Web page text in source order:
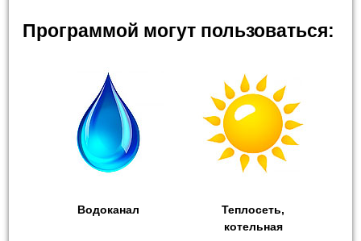
Программой могут пользоваться:
Водоканал
Теплосеть,
котельная